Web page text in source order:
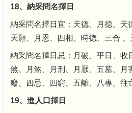
18、納采問名擇日
納采問名擇日宜：天德、月德、天
天願、月恩、四相、時德、三合 、
納采問名擇日忌：月破、平日、收
煞、月煞、月刑、月厭、五墓、月
廢、四忌、四窮、五離、八專、往
19、進人口擇日